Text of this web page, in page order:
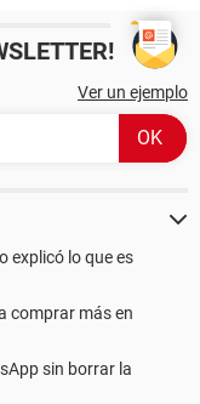
Ver un ejemplo
explicó lo que es
comprar más en
sin borrar la